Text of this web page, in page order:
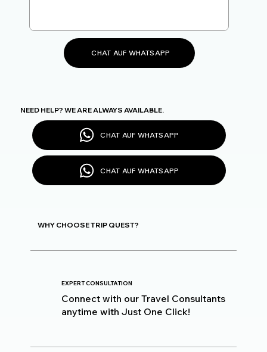
CHAT AUF WHATSAPP
NEED HELP? WE ARE ALWAYS AVAILABLE.
CHAT AUF WHATSAPP
CHAT AUF WHATSAPP
WHY CHOOSE TRIP QUEST?
EXPERT CONSULTATION
Connect with our Travel Consultants
anytime with Just One Click!